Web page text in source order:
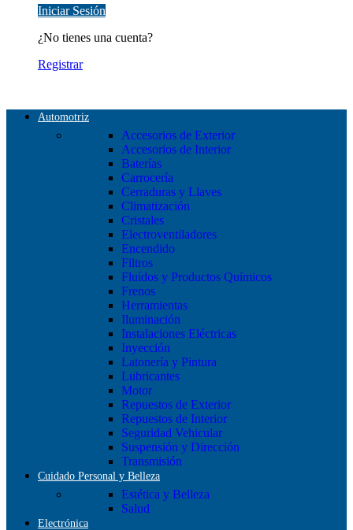
Iniciar Sesión
¿No tienes una cuenta?
Registrar
Automotriz
Accesorios de Exterior
Accesorios de Interior
Baterías
Carrocería
Cerraduras y Llaves
Climatización
Cristales
Electroventiladores
Encendido
Filtros
Fluídos y Productos Químicos
Frenos
Herramientas
Iluminación
Instalaciones Eléctricas
Inyección
Latonería y Pintura
Lubricantes
Motor
Repuestos de Exterior
Repuestos de Interior
Seguridad Vehicular
Suspensión y Dirección
Transmisión
Cuidado Personal y Belleza
Estética y Belleza
Salud
Electrónica